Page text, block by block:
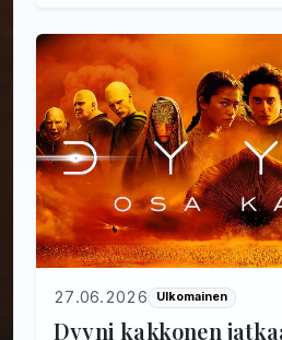
27.06.2026 Ulkomainen
Dyyni kakkonen